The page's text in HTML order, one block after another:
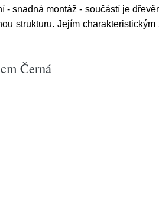
snadná montáž - součástí je
strukturu. Jejím
Černá